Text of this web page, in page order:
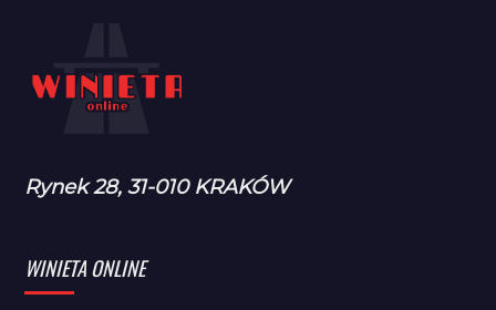
Rynek 28, 31-010 KRAKÓW
WINIETA ONLINE